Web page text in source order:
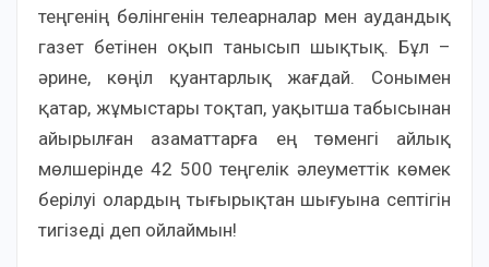
теңгенің бөлінгенін телеарналар мен аудандық
газет бетінен оқып танысып шықтық. Бұл –
әрине, көңіл қуантарлық жағдай. Сонымен
қатар, жұмыстары тоқтап, уақытша табысынан
айырылған азаматтарға ең төменгі айлық
мөлшерінде 42 500 теңгелік әлеуметтік көмек
берілуі олардың тығырықтан шығуына септігін
тигізеді деп ойлаймын!